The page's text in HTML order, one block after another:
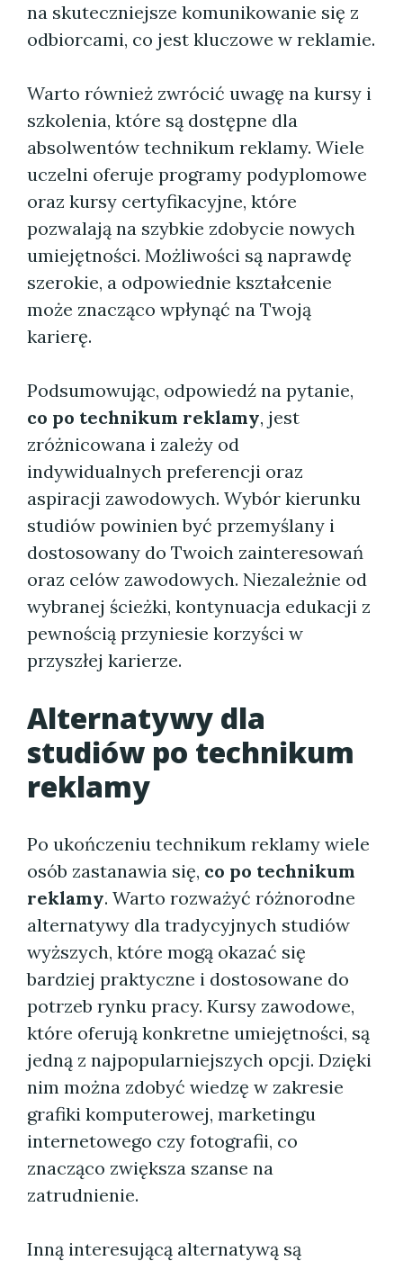
na skuteczniejsze komunikowanie się z
odbiorcami, co jest kluczowe w reklamie.
Warto również zwrócić uwagę na kursy i
szkolenia, które są dostępne dla
absolwentów technikum reklamy. Wiele
uczelni oferuje programy podyplomowe
oraz kursy certyfikacyjne, które
pozwalają na szybkie zdobycie nowych
umiejętności. Możliwości są naprawdę
szerokie, a odpowiednie kształcenie
może znacząco wpłynąć na Twoją
karierę.
Podsumowując, odpowiedź na pytanie,
co po technikum reklamy, jest
zróżnicowana i zależy od
indywidualnych preferencji oraz
aspiracji zawodowych. Wybór kierunku
studiów powinien być przemyślany i
dostosowany do Twoich zainteresowań
oraz celów zawodowych. Niezależnie od
wybranej ścieżki, kontynuacja edukacji z
pewnością przyniesie korzyści w
przyszłej karierze.
Alternatywy dla
studiów po technikum
reklamy
Po ukończeniu technikum reklamy wiele
osób zastanawia się, co po technikum
reklamy. Warto rozważyć różnorodne
alternatywy dla tradycyjnych studiów
wyższych, które mogą okazać się
bardziej praktyczne i dostosowane do
potrzeb rynku pracy. Kursy zawodowe,
które oferują konkretne umiejętności, są
jedną z najpopularniejszych opcji. Dzięki
nim można zdobyć wiedzę w zakresie
grafiki komputerowej, marketingu
internetowego czy fotografii, co
znacząco zwiększa szanse na
zatrudnienie.
Inną interesującą alternatywą są